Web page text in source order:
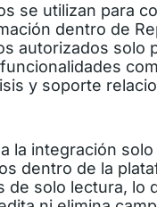
se utilizan para
dentro de
autorizados solo
y soporte
la integración
dentro de la
de solo lectura, lo